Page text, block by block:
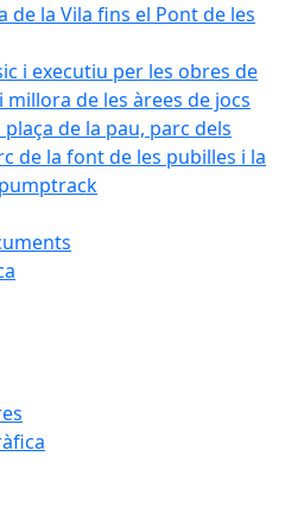
de la Vila fins el Pont de les
i executiu per les obres de
de les àrees de jocs
de la pau, parc dels
de la font de les pubilles i la